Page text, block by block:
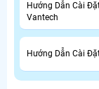
Hướng Dẫn Cài
Vantech
Hướng Dẫn Cài